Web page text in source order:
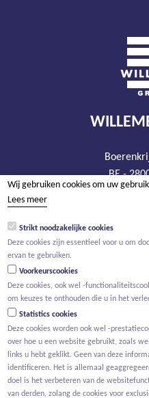
BE -
tel +32
BTW BE
Wij gebruiken cookies om uw
Lees meer
Strikt noodzakelijke cookies
Deze cookies zijn essentieel voor u om
ervan te gebruiken.
Voorkeurscookies
Deze cookies, ook wel -
om keuzes te onthouden die u in het
Statistics cookies
Deze cookies worden ook wel -
over hoe u een website gebruikt, zoals
links u hebt geklikt. Geen van deze
identificeren. Het is allemaal
doel is het verbeteren van de
van derden, zolang de cookies voor